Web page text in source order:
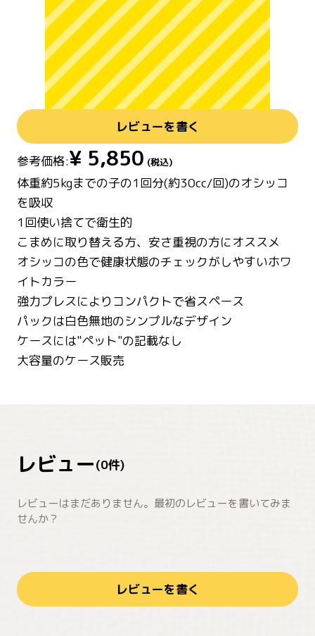
レビューを書く
参考価格:¥ 5,850 (税込)
体重約5kgまでの子の1回分(約30cc/回)のオシッコ
を吸収
1回使い捨てで衛生的
こまめに取り替える方、安さ重視の方にオススメ
オシッコの色で健康状態のチェックがしやすいホワ
イトカラー
強力プレスによりコンパクトで省スペース
パックは白色無地のシンプルなデザイン
ケースには"ペット"の記載なし
大容量のケース販売
レビュー(0件)
レビューはまだありません。最初のレビューを書いてみま
せんか？
レビューを書く